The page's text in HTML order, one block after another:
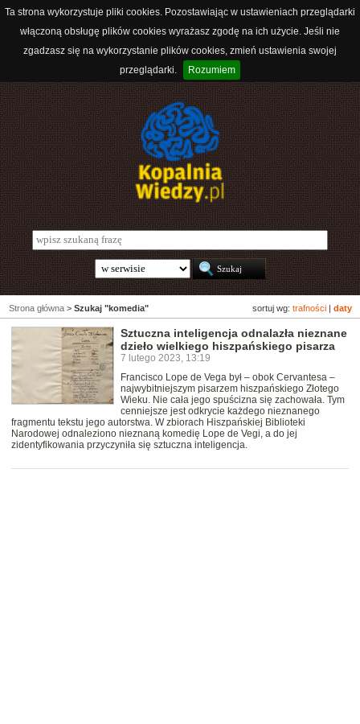
Ta strona wykorzystuje pliki cookies. Pozostawiając w ustawieniach przeglądarki
włączoną obsługę plików cookies wyrażasz zgodę na ich użycie. Jeśli nie
zgadzasz się na wykorzystanie plików cookies, zmień ustawienia swojej
przeglądarki.
Rozumiem
sortuj wg: trafności daty
Strona główna > Szukaj "komedia"
Sztuczna inteligencja odnalazła nieznane
dzieło wielkiego hiszpańskiego pisarza
7 lutego 2023, 13:19
Francisco Lope de Vega był – obok Cervantesa –
najwybitniejszym pisarzem hiszpańskiego Złotego
Wieku. Nie cała jego spuścizna się zachowała. Tym
cenniejsze jest odkrycie każdego nieznanego
fragmentu tekstu jego autorstwa. W zbiorach Hiszpańskiej Biblioteki
Narodowej odnaleziono nieznaną komedię Lope de Vegi, a do jej
zidentyfikowania przyczyniła się sztuczna inteligencja.